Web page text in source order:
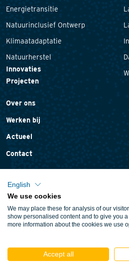
Energietransitie
Natuurinclusief Ontwerp
Klimaatadaptatie
Natuurherstel
Innovaties
Projecten
Over ons
Werken bij
Actueel
Contact
Cookieverklaring
Algemene voorwaarden
English
We use cookies
We may place these for analysis of our
show personalised content and to give you
more information about the cookies we use
Accept all